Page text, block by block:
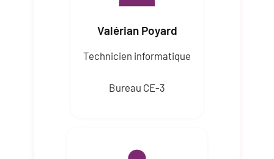
Valérian Poyard
Technicien informatique
Bureau CE-3